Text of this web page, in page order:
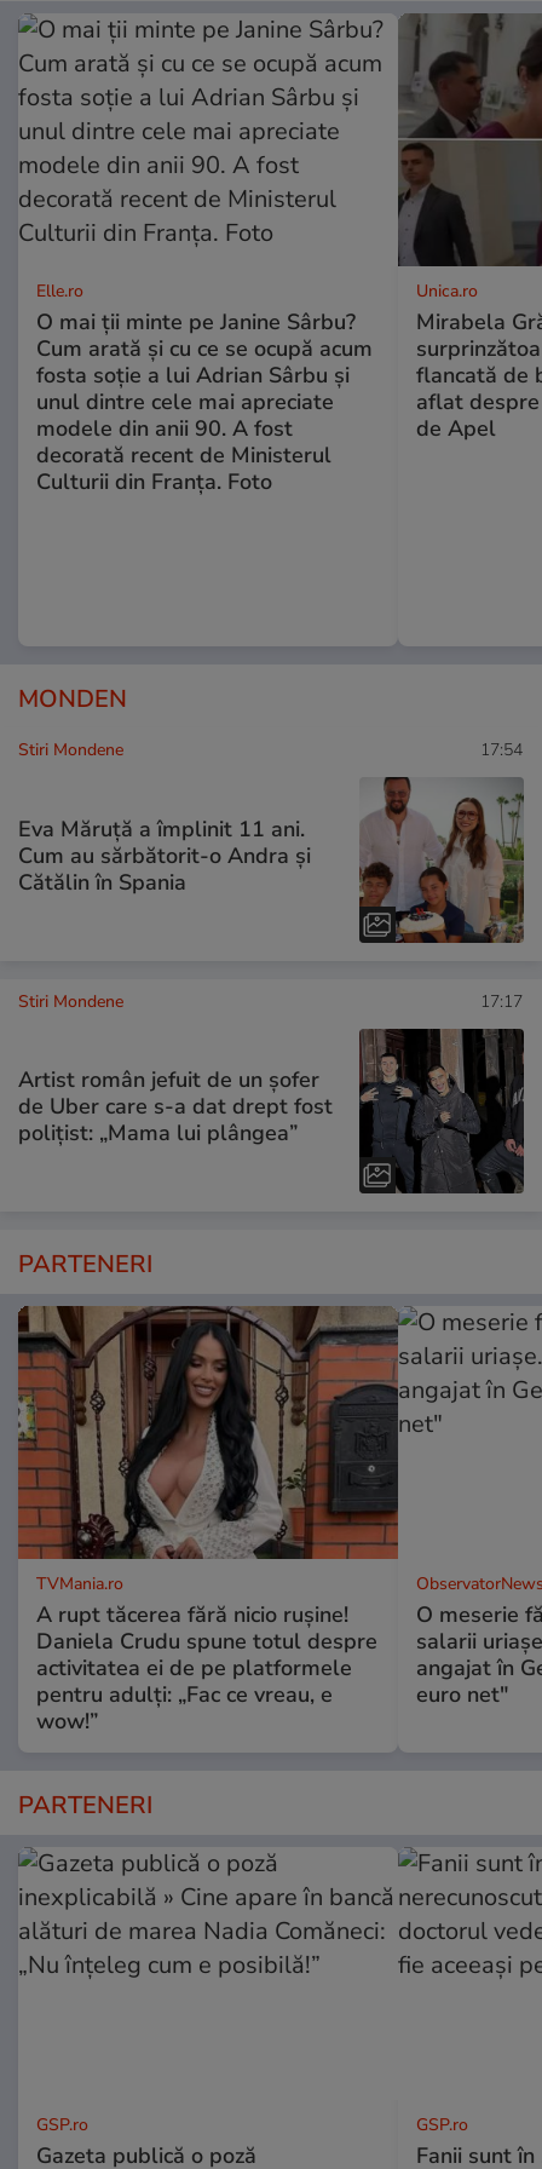
Elle.ro
O mai ții minte pe Janine Sârbu?
Cum arată și cu ce se ocupă acum
fosta soție a lui Adrian Sârbu și
unul dintre cele mai apreciate
modele din anii 90. A fost
decorată recent de Ministerul
Culturii din Franța. Foto
Unica.ro
Mirabela
flancată de
aflat
de Apel
MONDEN
Stiri Mondene 17:54
Eva Măruță a împlinit 11 ani.
Cum au sărbătorit-o Andra și
Cătălin în Spania
Stiri Mondene 17:17
Artist român jefuit de un șofer
de Uber care s-a dat drept fost
polițist: „Mama lui plângea”
PARTENERI
TVMania.ro
A rupt tăcerea fără nicio rușine!
Daniela Crudu spune totul despre
activitatea ei de pe platformele
pentru adulți: „Fac ce vreau, e
wow!”
O meserie
salarii
angajat în
euro net"
PARTENERI
GSP.ro
Gazeta publică o poză
GSP.ro
Fanii sunt în